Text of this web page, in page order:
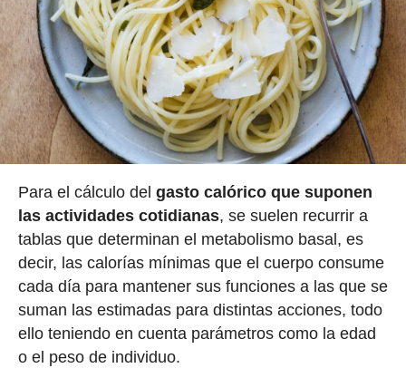
Para el cálculo del gasto calórico que suponen
las actividades cotidianas, se suelen recurrir a
tablas que determinan el metabolismo basal, es
decir, las calorías mínimas que el cuerpo consume
cada día para mantener sus funciones a las que se
suman las estimadas para distintas acciones, todo
ello teniendo en cuenta parámetros como la edad
o el peso de individuo.